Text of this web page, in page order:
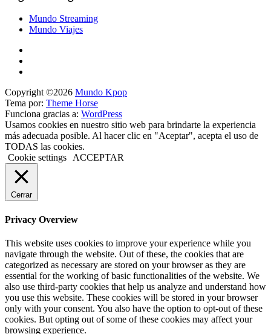
Mundo Streaming
Mundo Viajes
Copyright ©2026 Mundo Kpop
Tema por: Theme Horse
Funciona gracias a: WordPress
Usamos cookies en nuestro sitio web para brindarte la experiencia
más adecuada posible. Al hacer clic en "Aceptar", acepta el uso de
TODAS las cookies.
Cookie settings
ACCEPTAR
Cerrar
Privacy Overview
This website uses cookies to improve your experience while you
navigate through the website. Out of these, the cookies that are
categorized as necessary are stored on your browser as they are
essential for the working of basic functionalities of the website. We
also use third-party cookies that help us analyze and understand how
you use this website. These cookies will be stored in your browser
only with your consent. You also have the option to opt-out of these
cookies. But opting out of some of these cookies may affect your
browsing experience.